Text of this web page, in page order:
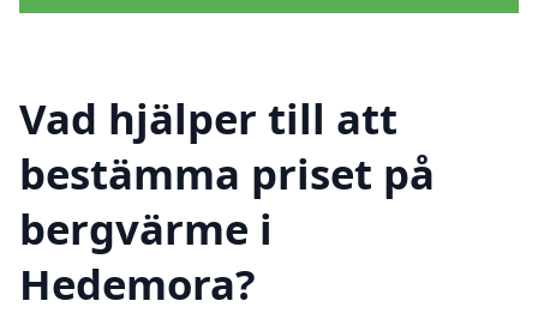
Vad hjälper till att
bestämma priset på
bergvärme i
Hedemora?